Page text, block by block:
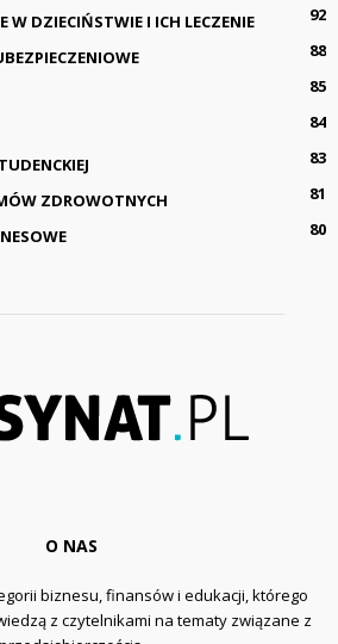
W DZIECIŃSTWIE I ICH LECZENIE
92
88
85
84
83
ZDROWOTNYCH
81
80
O NAS
biznesu, finansów i edukacji, którego
z czytelnikami na tematy związane z